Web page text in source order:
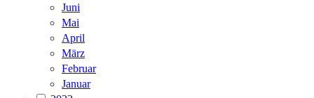
Juni
Mai
April
März
Februar
Januar